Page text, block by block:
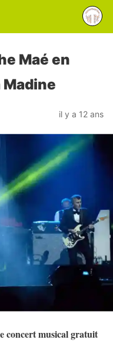
Maé en
il y a 12 ans
concert musical gratuit